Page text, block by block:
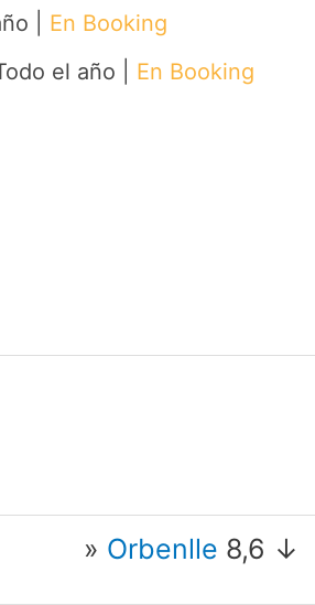
| En Booking
el año | En Booking
» Orbenlle 8,6 ↓